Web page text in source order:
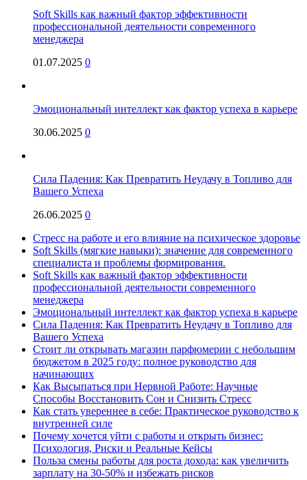
Soft Skills как важный фактор эффективности
профессиональной деятельности современного
менеджера
01.07.2025 0
Эмоциональный интеллект как фактор успеха в карьере
30.06.2025 0
Сила Падения: Как Превратить Неудачу в Топливо для
Вашего Успеха
26.06.2025 0
Стресс на работе и его влияние на психическое здоровье
Soft Skills (мягкие навыки): значение для современного
специалиста и проблемы формирования.
Soft Skills как важный фактор эффективности
профессиональной деятельности современного
менеджера
Эмоциональный интеллект как фактор успеха в карьере
Сила Падения: Как Превратить Неудачу в Топливо для
Вашего Успеха
Стоит ли открывать магазин парфюмерии с небольшим
бюджетом в 2025 году: полное руководство для
начинающих
Как Высыпаться при Нервной Работе: Научные
Способы Восстановить Сон и Снизить Стресс
Как стать увереннее в себе: Практическое руководство к
внутренней силе
Почему хочется уйти с работы и открыть бизнес:
Психология, Риски и Реальные Кейсы
Польза смены работы для роста дохода: как увеличить
зарплату на 30-50% и избежать рисков